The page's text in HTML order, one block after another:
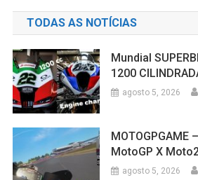
TODAS AS NOTÍCIAS
Mundial
1200
agosto 5, 2026
MOTOGPGAME
MotoGP X
agosto 5, 2026